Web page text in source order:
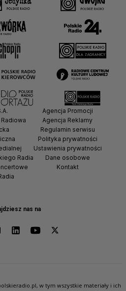
nas na
Radia
Agencja Promocji
Agencja Reklamy
Regulamin serwisu
Polityka prywatności
Ustawienia prywatności
Dane osobowe
Kontakt
w tym wszystkie materiały i ich